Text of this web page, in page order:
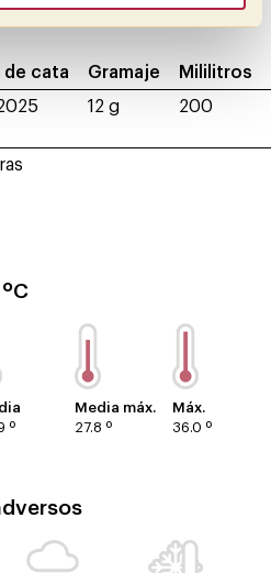
Sedoso
de cata
Gramaje
12 g
Mililitros
200
º
Media máx.
27.8 º
Máx.
36.0 º